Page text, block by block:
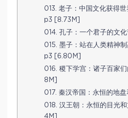
013. 老子：中国文化获得
p3 [8.73M]
014. 孔子：一个君子的文
015. 墨子：站在人类精神
p3 [6.80M]
016. 稷下学宫：诸子百家
8M]
017. 秦汉帝国：永恒的地
018. 汉王朝：永恒的目光
4M]